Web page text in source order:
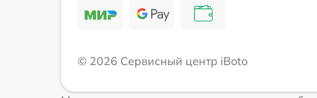
© 2026 Сервисный центр iBoto